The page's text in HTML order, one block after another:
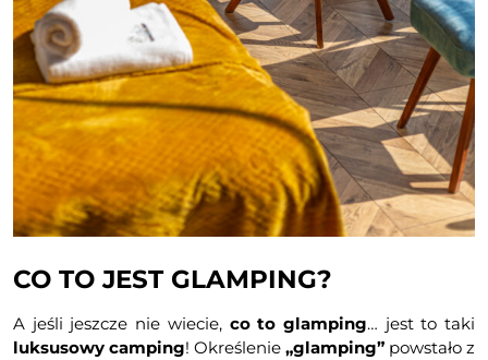
CO TO JEST GLAMPING?
A jeśli jeszcze nie wiecie, co to glamping… jest to taki
luksusowy camping! Określenie „glamping” powstało z